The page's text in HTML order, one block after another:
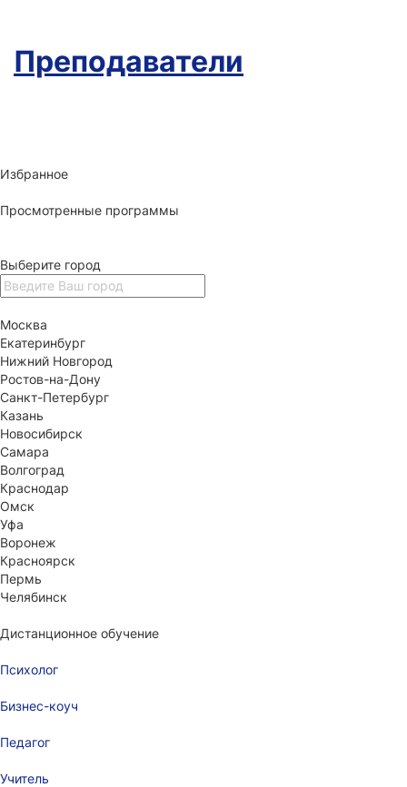
Преподаватели
Избранное
Просмотренные программы
Выберите город
Москва
Екатеринбург
Нижний Новгород
Ростов-на-Дону
Санкт-Петербург
Казань
Новосибирск
Самара
Волгоград
Краснодар
Омск
Уфа
Воронеж
Красноярск
Пермь
Челябинск
Дистанционное обучение
Психолог
Бизнес-коуч
Педагог
Учитель